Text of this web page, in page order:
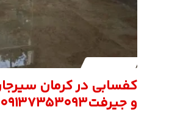
کفسابی در کرمان
و جیرفت09137353093